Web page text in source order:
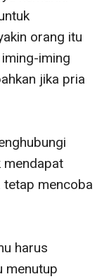
orang itu
iming
jika pria
mendapat
tetap mencoba
harus
menutup